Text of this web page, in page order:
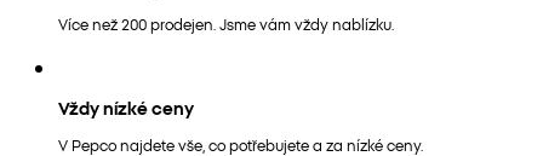
Více než 200 prodejen. Jsme vám vždy nablízku.
Vždy nízké ceny
V Pepco najdete vše, co potřebujete a za nízké ceny.